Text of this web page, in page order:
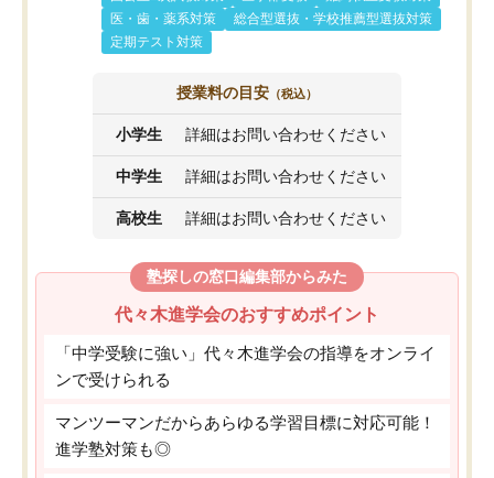
医・歯・薬系対策
総合型選抜・学校推薦型選抜対策
定期テスト対策
授業料の目安 （税込）
小学生 詳細はお問い合わせください
中学生 詳細はお問い合わせください
高校生 詳細はお問い合わせください
塾探しの窓口編集部からみた
代々木進学会のおすすめポイント
「中学受験に強い」代々木進学会の指導をオンライ
ンで受けられる
マンツーマンだからあらゆる学習目標に対応可能！
進学塾対策も◎